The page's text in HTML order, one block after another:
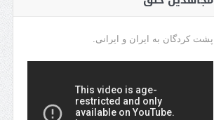
پشت کردگان به ایران و ایرانی.